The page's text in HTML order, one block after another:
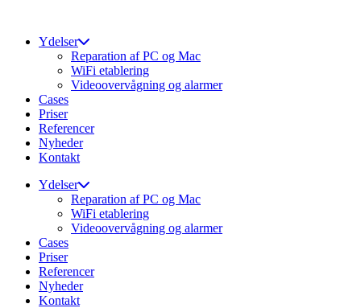
Ydelser
Reparation af PC og Mac
WiFi etablering
Videoovervågning og alarmer
Cases
Priser
Referencer
Nyheder
Kontakt
Ydelser
Reparation af PC og Mac
WiFi etablering
Videoovervågning og alarmer
Cases
Priser
Referencer
Nyheder
Kontakt